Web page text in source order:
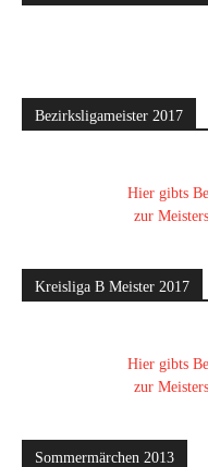
Bezirksligameister 2017
Hier gibts
zur
Kreisliga B Meister 2017
Hier gibts
zur
Sommermärchen 2013